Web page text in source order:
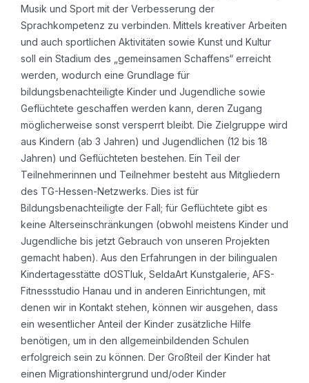
Musik und Sport mit der Verbesserung der
Sprachkompetenz zu verbinden. Mittels kreativer Arbeiten
und auch sportlichen Aktivitäten sowie Kunst und Kultur
soll ein Stadium des „gemeinsamen Schaffens“ erreicht
werden, wodurch eine Grundlage für
bildungsbenachteiligte Kinder und Jugendliche sowie
Geflüchtete geschaffen werden kann, deren Zugang
möglicherweise sonst versperrt bleibt. Die Zielgruppe wird
aus Kindern (ab 3 Jahren) und Jugendlichen (12 bis 18
Jahren) und Geflüchteten bestehen. Ein Teil der
Teilnehmerinnen und Teilnehmer besteht aus Mitgliedern
des TG-Hessen-Netzwerks. Dies ist für
Bildungsbenachteiligte der Fall; für Geflüchtete gibt es
keine Alterseinschränkungen (obwohl meistens Kinder und
Jugendliche bis jetzt Gebrauch von unseren Projekten
gemacht haben). Aus den Erfahrungen in der bilingualen
Kindertagesstätte dOSTluk, SeldaArt Kunstgalerie, AFS-
Fitnessstudio Hanau und in anderen Einrichtungen, mit
denen wir in Kontakt stehen, können wir ausgehen, dass
ein wesentlicher Anteil der Kinder zusätzliche Hilfe
benötigen, um in den allgemeinbildenden Schulen
erfolgreich sein zu können. Der Großteil der Kinder hat
einen Migrationshintergrund und/oder Kinder